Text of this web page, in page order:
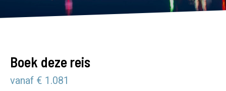
Boek deze reis
vanaf € 1.081